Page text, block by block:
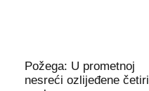
Požega: U prometnoj
nesreći ozlijeđene četiri